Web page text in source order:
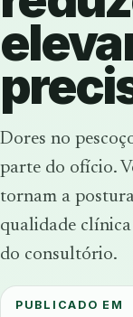
Dores no
parte do ofício.
tornam a
qualidade
do consultório.
PUBLICADO EM